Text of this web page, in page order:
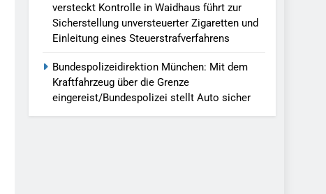
versteckt Kontrolle in Waidhaus führt zur
Sicherstellung unversteuerter Zigaretten und
Einleitung eines Steuerstrafverfahrens
Bundespolizeidirektion München: Mit dem
Kraftfahrzeug über die Grenze
eingereist/Bundespolizei stellt Auto sicher